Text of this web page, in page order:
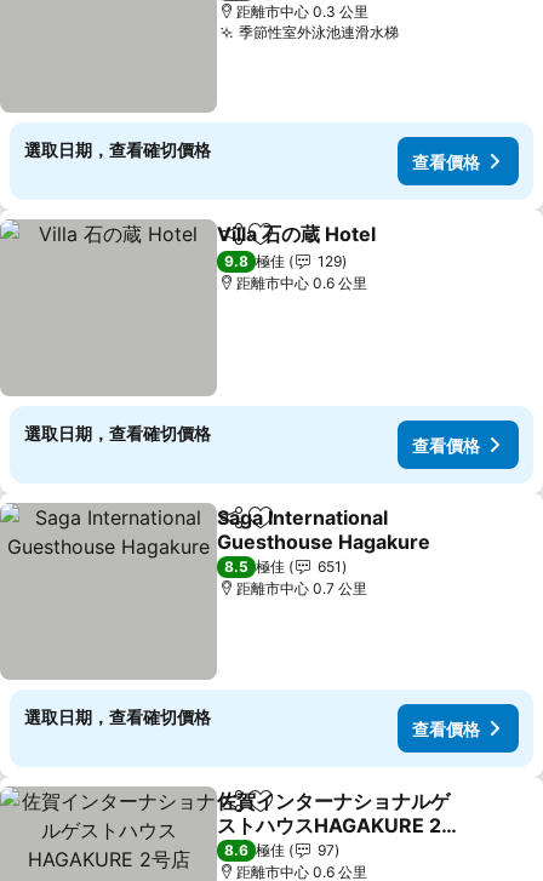
距離市中心 0.3 公里
季節性室外泳池連滑水梯
選取日期，查看確切價格
查看價格
分享 放到收藏夾
Villa 石の蔵 Hotel
9.8 極佳
129
距離市中心 0.6 公里
選取日期，查看確切價格
查看價格
分享 放到收藏夾
Saga International
Guesthouse Hagakure
8.5 極佳
651
距離市中心 0.7 公里
選取日期，查看確切價格
查看價格
分享 放到收藏夾
佐賀インターナショナルゲ
ストハウスHAGAKURE 2号
店8.6 極佳
97
距離市中心 0.6 公里